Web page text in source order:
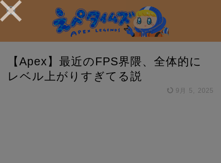
【Apex】最近のFPS界隈、全体的に
レベル上がりすぎてる説
9月 5, 2025